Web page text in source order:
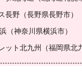
長野（長野県長野市）
（神奈川県横浜市）
ット北九州（福岡県北